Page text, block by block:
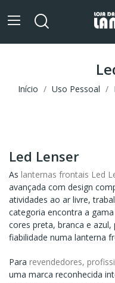
Início Uso Pessoal
Led Lenser
As lanternas frontais Led
avançada com design
atividades ao ar livre,
categoria encontra a gama
cores preta, branca e
fiabilidade numa lanterna
Para revendedores,
uma marca reconhecida